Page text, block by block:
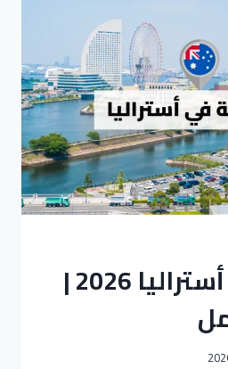
الدراسة في أستراليا 2026 |